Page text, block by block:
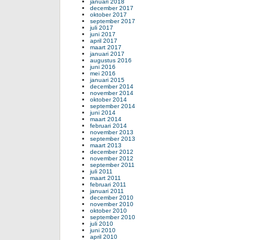
december 2017
oktober 2017
september 2017
juli 2017
juni 2017
april 2017
maart 2017
januari 2017
augustus 2016
juni 2016
mei 2016
januari 2015
december 2014
november 2014
oktober 2014
september 2014
juni 2014
maart 2014
februari 2014
november 2013
september 2013
maart 2013
december 2012
november 2012
september 2011
juli 2011
maart 2011
februari 2011
januari 2011
december 2010
november 2010
oktober 2010
september 2010
juli 2010
juni 2010
april 2010